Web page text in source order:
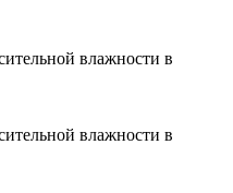
влажности в
влажности в